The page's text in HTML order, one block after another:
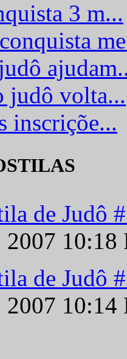
3 m...
judô volta...
inscriçõe...
de Judô
2007
de Judô
2007